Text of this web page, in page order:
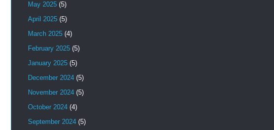
May 2025 (5)
April 2025 (5)
March 2025 (4)
February 2025 (5)
January 2025 (5)
December 2024 (5)
November 2024 (5)
October 2024 (4)
September 2024 (5)